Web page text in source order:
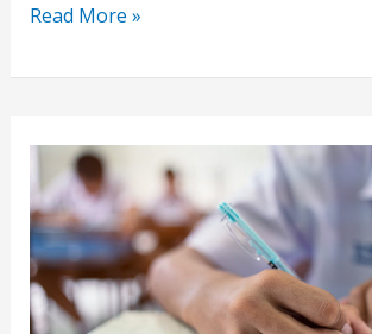
Read More »
fase
do
vestibular
FUVEST
2024